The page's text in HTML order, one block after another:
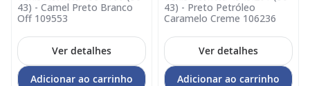
43) - Camel Preto Branco
Off 109553
Ver detalhes
Adicionar ao carrinho
43) - Preto Petróleo
Caramelo Creme 106236
Ver detalhes
Adicionar ao carrinho